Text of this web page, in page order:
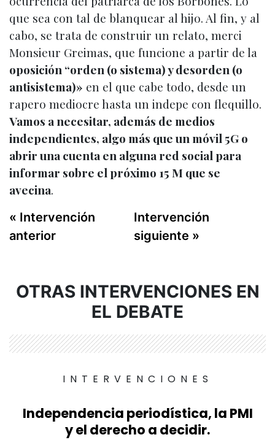
que sea con tal de blanquear al hijo. Al fin, y al
cabo, se trata de construir un relato, merci
Monsieur Greimas, que funcione a partir de la
oposición “orden (o sistema) y desorden (o
antisistema)» en el que cabe todo, desde un
rapero mediocre hasta un indepe con flequillo.
Vamos a necesitar, además de medios
independientes, algo más que un móvil 5G o
abrir una cuenta en alguna red social para
informar sobre el próximo 15 M que se
avecina.
« Intervención
anterior
Intervención
siguiente »
OTRAS INTERVENCIONES EN
EL DEBATE
INTERVENCIONES
Independencia periodística, la PMI
y el derecho a decidir.